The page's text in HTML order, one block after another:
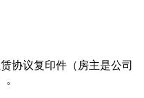
协议复印件（房主是公司